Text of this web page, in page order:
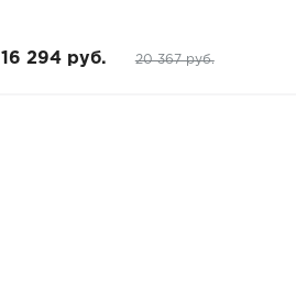
16 294 руб. 20 367 руб.